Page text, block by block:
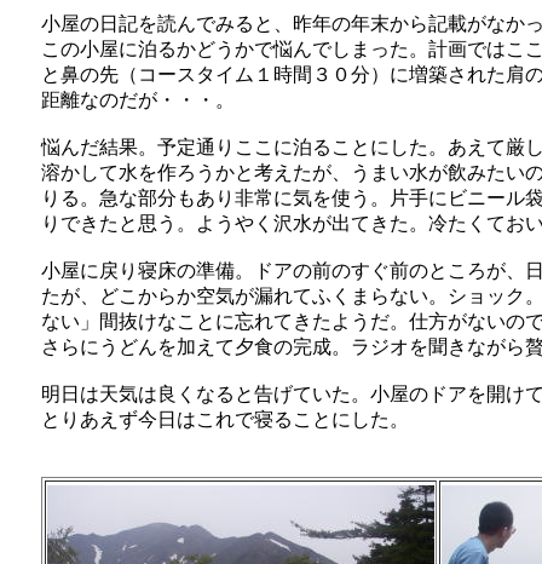
小屋の日記を読んでみると、昨年の年末から記載がなか
この小屋に泊るかどうかで悩んでしまった。計画ではこ
と鼻の先（コースタイム１時間３０分）に増築された肩
距離なのだが・・・。
悩んだ結果。予定通りここに泊ることにした。あえて厳
溶かして水を作ろうかと考えたが、うまい水が飲みたい
りる。急な部分もあり非常に気を使う。片手にビニー
りできたと思う。ようやく沢水が出てきた。冷たくて
小屋に戻り寝床の準備。ドアの前のすぐ前のところが、
たが、どこからか空気が漏れてふくまらない。ショック
ない」間抜けなことに忘れてきたようだ。仕方がないの
さらにうどんを加えて夕食の完成。ラジオを聞きながら
明日は天気は良くなると告げていた。小屋のドアを開け
とりあえず今日はこれで寝ることにした。